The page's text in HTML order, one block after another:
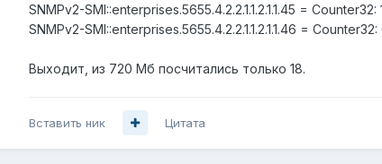
SNMPv2-SMI::enterprises.5655.4.2.2.1.1.2.1.1.45 = Counter32:
SNMPv2-SMI::enterprises.5655.4.2.2.1.1.2.1.1.46 = Counter32:
Выходит, из 720 Мб посчитались только 18.
Вставить ник Цитата